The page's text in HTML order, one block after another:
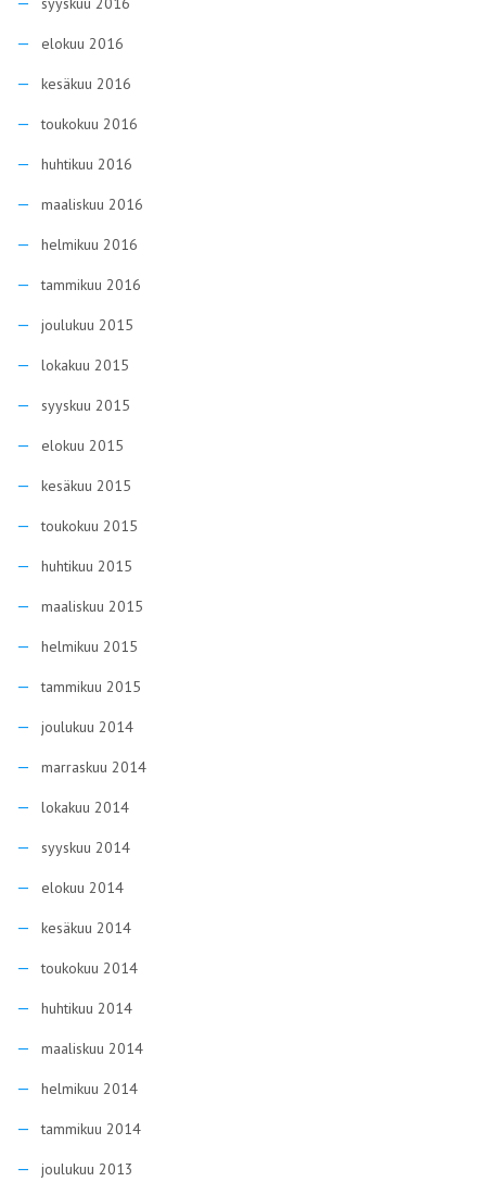
elokuu 2016
kesäkuu 2016
toukokuu 2016
huhtikuu 2016
maaliskuu 2016
helmikuu 2016
tammikuu 2016
joulukuu 2015
lokakuu 2015
syyskuu 2015
elokuu 2015
kesäkuu 2015
toukokuu 2015
huhtikuu 2015
maaliskuu 2015
helmikuu 2015
tammikuu 2015
joulukuu 2014
marraskuu 2014
lokakuu 2014
syyskuu 2014
elokuu 2014
kesäkuu 2014
toukokuu 2014
huhtikuu 2014
maaliskuu 2014
helmikuu 2014
tammikuu 2014
joulukuu 2013